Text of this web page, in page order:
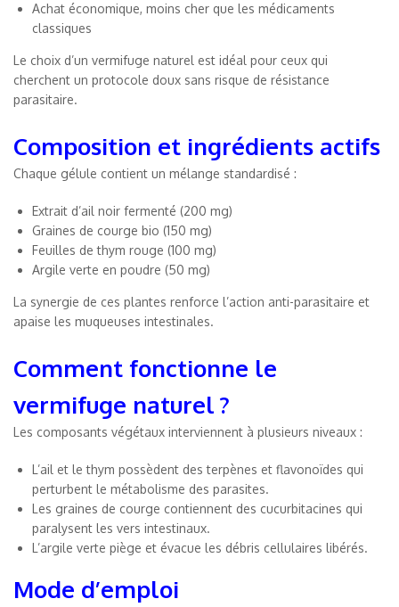
Achat économique, moins cher que les médicaments
classiques
Le choix d’un vermifuge naturel est idéal pour ceux qui
cherchent un protocole doux sans risque de résistance
parasitaire.
Composition et ingrédients actifs
Chaque gélule contient un mélange standardisé :
Extrait d’ail noir fermenté (200 mg)
Graines de courge bio (150 mg)
Feuilles de thym rouge (100 mg)
Argile verte en poudre (50 mg)
La synergie de ces plantes renforce l’action anti-parasitaire et
apaise les muqueuses intestinales.
Comment fonctionne le
vermifuge naturel ?
Les composants végétaux interviennent à plusieurs niveaux :
L’ail et le thym possèdent des terpènes et flavonoïdes qui
perturbent le métabolisme des parasites.
Les graines de courge contiennent des cucurbitacines qui
paralysent les vers intestinaux.
L’argile verte piège et évacue les débris cellulaires libérés.
Mode d’emploi